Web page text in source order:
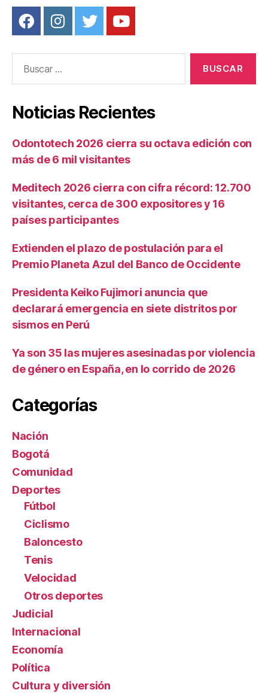
Noticias Recientes
Odontotech 2026 cierra su octava edición con
más de 6 mil visitantes
Meditech 2026 cierra con cifra récord: 12.700
visitantes, cerca de 300 expositores y 16
países participantes
Extienden el plazo de postulación para el
Premio Planeta Azul del Banco de Occidente
Presidenta Keiko Fujimori anuncia que
declarará emergencia en siete distritos por
sismos en Perú
Ya son 35 las mujeres asesinadas por violencia
de género en España, en lo corrido de 2026
Categorías
Nación
Bogotá
Comunidad
Deportes
Fútbol
Ciclismo
Baloncesto
Tenis
Velocidad
Otros deportes
Judicial
Internacional
Economía
Política
Cultura y diversión